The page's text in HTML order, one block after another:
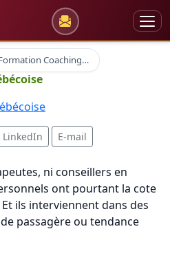
Formation Coaching Atelier
LinkedIn E-mail
ni conseillers en
ont pourtant la cote
ils interviennent dans des
passagère ou tendance